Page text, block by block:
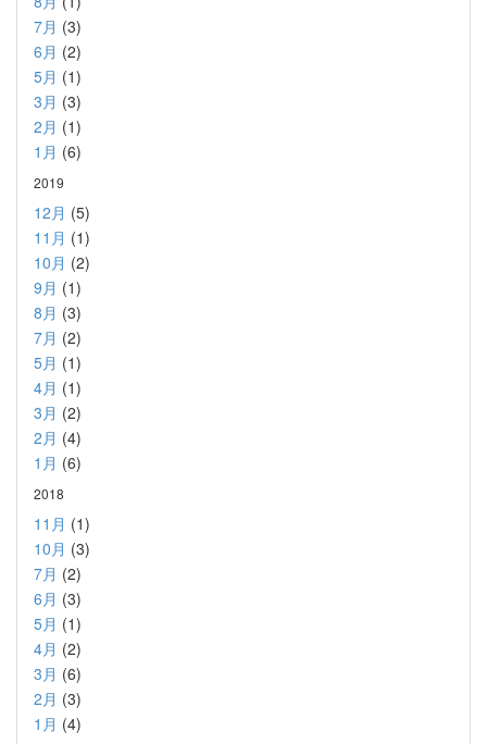
7月 (3)
6月 (2)
5月 (1)
3月 (3)
2月 (1)
1月 (6)
2019
12月 (5)
11月 (1)
10月 (2)
9月 (1)
8月 (3)
7月 (2)
5月 (1)
4月 (1)
3月 (2)
2月 (4)
1月 (6)
2018
11月 (1)
10月 (3)
7月 (2)
6月 (3)
5月 (1)
4月 (2)
3月 (6)
2月 (3)
1月 (4)